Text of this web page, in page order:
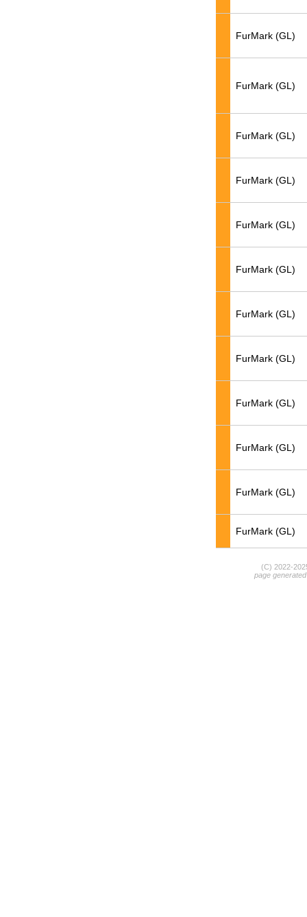
FurMark (GL)
FurMark (GL)
FurMark (GL)
FurMark (GL)
FurMark (GL)
FurMark (GL)
FurMark (GL)
FurMark (GL)
FurMark (GL)
FurMark (GL)
FurMark (GL)
FurMark (GL)
(C) 2022-
page